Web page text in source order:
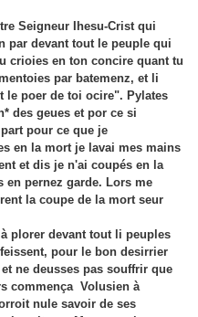
Seigneur Ihesu-Crist qui
par devant tout le peuple qui
crioies en ton concire quant tu
par batemenz, et li
le poer de toi ocire". Pylates
des geues et por ce si
pour ce que je
en la mort je lavai mes mains
et dis je n'ai coupés en la
en pernez garde. Lors me
la coupe de la mort seur
plorer devant tout li peuples
pour le bon desirrier
ne deusses pas souffrir que
commença Volusien à
nule savoir de ses